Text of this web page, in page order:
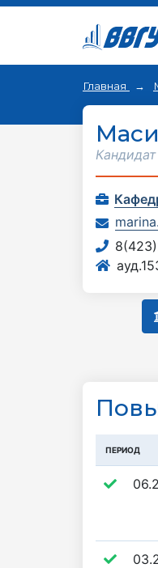
Главная
ПЕРИОД